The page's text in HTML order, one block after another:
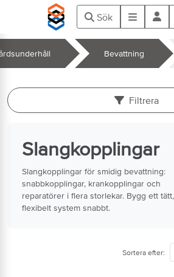
Hoppa till huvudinnehåll
Sök Meny
Bevattning
Filtrera
Slangkopplingar
Slangkopplingar för smidig bevattning:
snabbkopplingar, krankopplingar och
reparatörer i flera storlekar. Bygg ett tätt,
flexibelt system snabbt.
Sortera efter: